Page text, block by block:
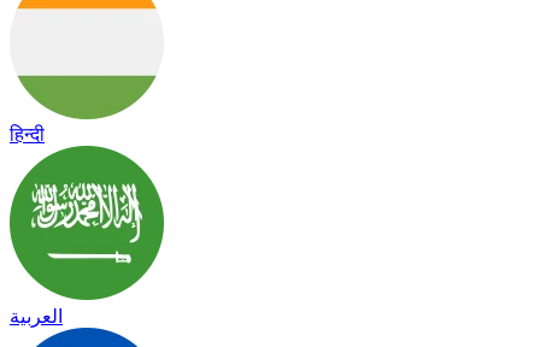
हिन्दी
العربية